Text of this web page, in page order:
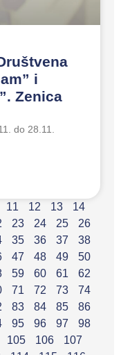
i
Zenica
do 28.11.
11 12 13
14
23 24 25
26
35 36 37
38
47 48 49
50
59 60 61
62
71 72 73
74
83 84 85
86
95 96 97
98
105 106
107